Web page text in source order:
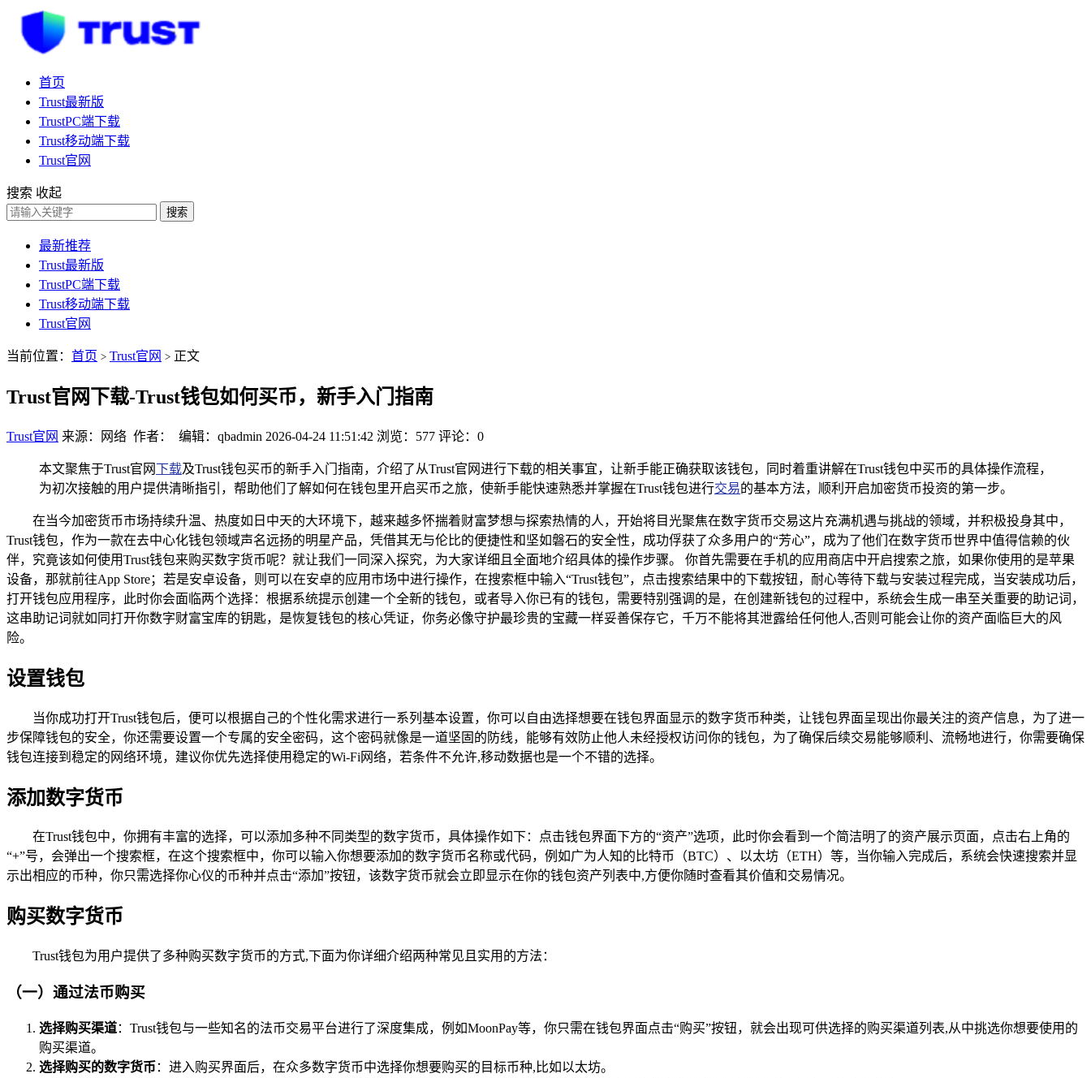
首页
Trust最新版
TrustPC端下载
Trust移动端下载
Trust官网
搜索 收起
搜索
最新推荐
Trust最新版
TrustPC端下载
Trust移动端下载
Trust官网
当前位置： 首页 > Trust官网 > 正文
Trust官网下载-Trust钱包如何买币，新手入门指南
Trust官网 来源：网络 作者： 编辑：qbadmin 2026-04-24 11:51:42 浏览：577 评论：0
本文聚焦于Trust官网下载及Trust钱包买币的新手入门指南，介绍了从Trust官网进行下载的相关事宜，让新手能正确获取该钱包，同时着重讲解在Trust钱包中买币的具体操作流程，
为初次接触的用户提供清晰指引，帮助他们了解如何在钱包里开启买币之旅，使新手能快速熟悉并掌握在Trust钱包进行交易的基本方法，顺利开启加密货币投资的第一步。
在当今加密货币市场持续升温、热度如日中天的大环境下，越来越多怀揣着财富梦想与探索热情的人，开始将目光聚焦在数字货币交易这片充满机遇与挑战的领域，并积极投身其中，
Trust钱包，作为一款在去中心化钱包领域声名远扬的明星产品，凭借其无与伦比的便捷性和坚如磐石的安全性，成功俘获了众多用户的“芳心”，成为了他们在数字货币世界中值得信赖的伙
伴，究竟该如何使用Trust钱包来购买数字货币呢？就让我们一同深入探究，为大家详细且全面地介绍具体的操作步骤。 你首先需要在手机的应用商店中开启搜索之旅，如果你使用的是苹果
设备，那就前往App Store；若是安卓设备，则可以在安卓的应用市场中进行操作，在搜索框中输入“Trust钱包”，点击搜索结果中的下载按钮，耐心等待下载与安装过程完成，当安装成功后，
打开钱包应用程序，此时你会面临两个选择：根据系统提示创建一个全新的钱包，或者导入你已有的钱包，需要特别强调的是，在创建新钱包的过程中，系统会生成一串至关重要的助记词，
这串助记词就如同打开你数字财富宝库的钥匙，是恢复钱包的核心凭证，你务必像守护最珍贵的宝藏一样妥善保存它，千万不能将其泄露给任何他人,否则可能会让你的资产面临巨大的风
险。
设置钱包
当你成功打开Trust钱包后，便可以根据自己的个性化需求进行一系列基本设置，你可以自由选择想要在钱包界面显示的数字货币种类，让钱包界面呈现出你最关注的资产信息，为了进一
步保障钱包的安全，你还需要设置一个专属的安全密码，这个密码就像是一道坚固的防线，能够有效防止他人未经授权访问你的钱包，为了确保后续交易能够顺利、流畅地进行，你需要确保
钱包连接到稳定的网络环境，建议你优先选择使用稳定的Wi-Fi网络，若条件不允许,移动数据也是一个不错的选择。
添加数字货币
在Trust钱包中，你拥有丰富的选择，可以添加多种不同类型的数字货币，具体操作如下：点击钱包界面下方的“资产”选项，此时你会看到一个简洁明了的资产展示页面，点击右上角的
“+”号，会弹出一个搜索框，在这个搜索框中，你可以输入你想要添加的数字货币名称或代码，例如广为人知的比特币（BTC）、以太坊（ETH）等，当你输入完成后，系统会快速搜索并显
示出相应的币种，你只需选择你心仪的币种并点击“添加”按钮，该数字货币就会立即显示在你的钱包资产列表中,方便你随时查看其价值和交易情况。
购买数字货币
Trust钱包为用户提供了多种购买数字货币的方式,下面为你详细介绍两种常见且实用的方法：
（一）通过法币购买
选择购买渠道：Trust钱包与一些知名的法币交易平台进行了深度集成，例如MoonPay等，你只需在钱包界面点击“购买”按钮，就会出现可供选择的购买渠道列表,从中挑选你想要使用的
购买渠道。
选择购买的数字货币 ：进入购买界面后，在众多数字货币中选择你想要购买的目标币种,比如以太坊。